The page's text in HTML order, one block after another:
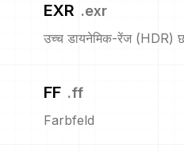
EXR .exr
उच्च डायनेमिक-रेंज (HDR)
FF .ff
Farbfeld